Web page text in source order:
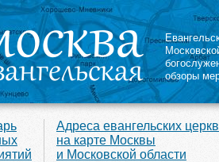
обзоры
Адреса евангельских
на карте Москвы
и Московской области